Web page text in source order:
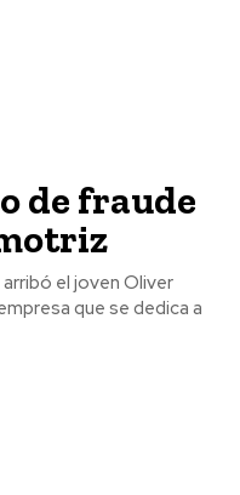
de fraude
el joven Oliver
que se dedica a